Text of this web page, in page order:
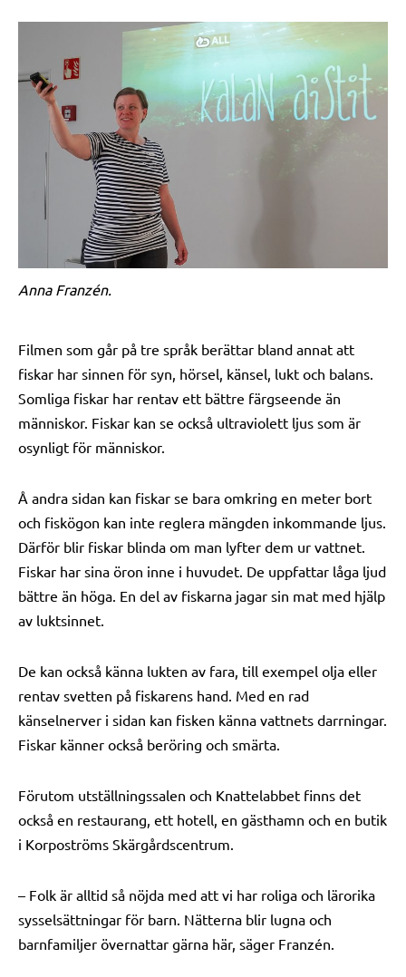
Anna Franzén.
Filmen som går på tre språk berättar bland annat att
fiskar har sinnen för syn, hörsel, känsel, lukt och balans.
Somliga fiskar har rentav ett bättre färgseende än
människor. Fiskar kan se också ultraviolett ljus som är
osynligt för människor.
Å andra sidan kan fiskar se bara omkring en meter bort
och fiskögon kan inte reglera mängden inkommande ljus.
Därför blir fiskar blinda om man lyfter dem ur vattnet.
Fiskar har sina öron inne i huvudet. De uppfattar låga ljud
bättre än höga. En del av fiskarna jagar sin mat med hjälp
av luktsinnet.
De kan också känna lukten av fara, till exempel olja eller
rentav svetten på fiskarens hand. Med en rad
känselnerver i sidan kan fisken känna vattnets darrningar.
Fiskar känner också beröring och smärta.
Förutom utställningssalen och Knattelabbet finns det
också en restaurang, ett hotell, en gästhamn och en butik
i Korpoströms Skärgårdscentrum.
– Folk är alltid så nöjda med att vi har roliga och lärorika
sysselsättningar för barn. Nätterna blir lugna och
barnfamiljer övernattar gärna här, säger Franzén.